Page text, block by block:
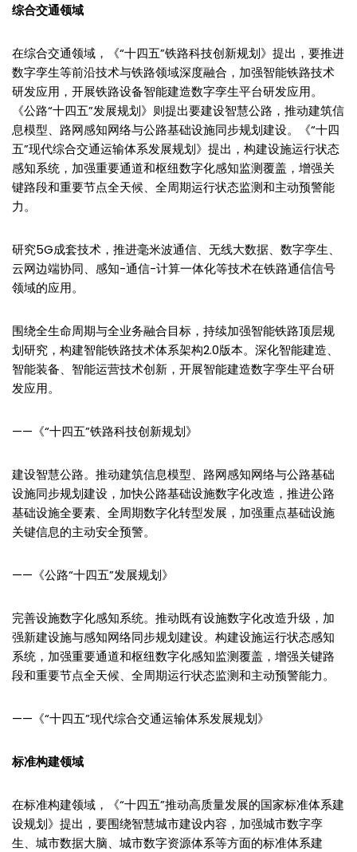
综合交通领域
在综合交通领域，《“十四五”铁路科技创新规划》提出，要推进
数字孪生等前沿技术与铁路领域深度融合，加强智能铁路技术
研发应用，开展铁路设备智能建造数字孪生平台研发应用。
《公路“十四五”发展规划》则提出要建设智慧公路，推动建筑信
息模型、路网感知网络与公路基础设施同步规划建设。《“十四
五”现代综合交通运输体系发展规划》提出，构建设施运行状态
感知系统，加强重要通道和枢纽数字化感知监测覆盖，增强关
键路段和重要节点全天候、全周期运行状态监测和主动预警能
力。
研究5G成套技术，推进毫米波通信、无线大数据、数字孪生、
云网边端协同、感知-通信-计算一体化等技术在铁路通信信号
领域的应用。
围绕全生命周期与全业务融合目标，持续加强智能铁路顶层规
划研究，构建智能铁路技术体系架构2.0版本。深化智能建造、
智能装备、智能运营技术创新，开展智能建造数字孪生平台研
发应用。
——《“十四五”铁路科技创新规划》
建设智慧公路。推动建筑信息模型、路网感知网络与公路基础
设施同步规划建设，加快公路基础设施数字化改造，推进公路
基础设施全要素、全周期数字化转型发展，加强重点基础设施
关键信息的主动安全预警。
——《公路“十四五”发展规划》
完善设施数字化感知系统。推动既有设施数字化改造升级，加
强新建设施与感知网络同步规划建设。构建设施运行状态感知
系统，加强重要通道和枢纽数字化感知监测覆盖，增强关键路
段和重要节点全天候、全周期运行状态监测和主动预警能力。
——《“十四五”现代综合交通运输体系发展规划》
标准构建领域
在标准构建领域，《“十四五”推动高质量发展的国家标准体系建
设规划》提出，要围绕智慧城市建设内容，加强城市数字孪
生、城市数据大脑、城市数字资源体系等方面的标准体系建